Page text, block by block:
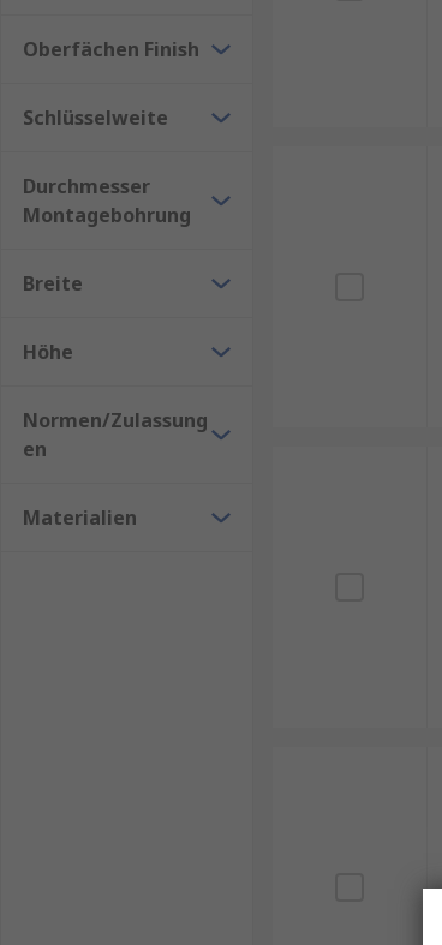
Oberfächen Finish
Schlüsselweite
Durchmesser
Montagebohrung
Breite
Höhe
Normen/Zulassung
en
Materialien